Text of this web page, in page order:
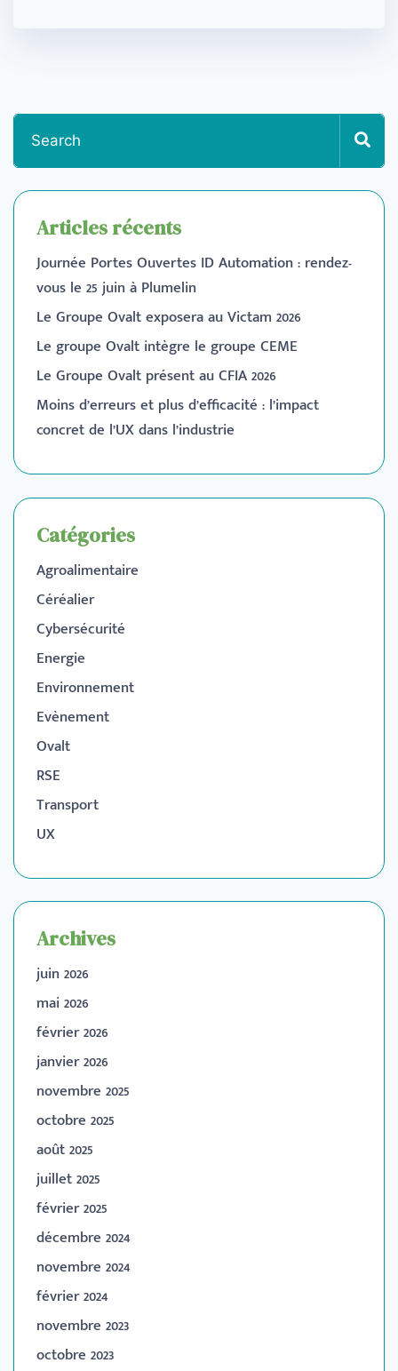
Articles récents
Journée Portes Ouvertes ID Automation : rendez-
vous le 25 juin à Plumelin
Le Groupe Ovalt exposera au Victam 2026
Le groupe Ovalt intègre le groupe CEME
Le Groupe Ovalt présent au CFIA 2026
Moins d’erreurs et plus d’efficacité : l’impact
concret de l’UX dans l’industrie
Catégories
Agroalimentaire
Céréalier
Cybersécurité
Energie
Environnement
Evènement
Ovalt
RSE
Transport
UX
Archives
juin 2026
mai 2026
février 2026
janvier 2026
novembre 2025
octobre 2025
août 2025
juillet 2025
février 2025
décembre 2024
novembre 2024
février 2024
novembre 2023
octobre 2023